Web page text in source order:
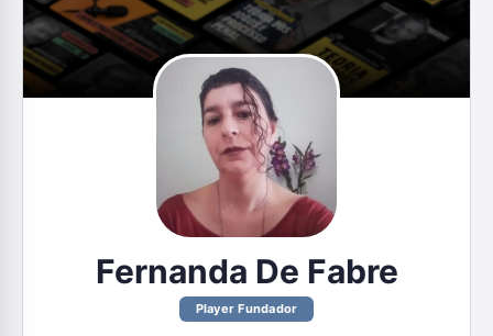
Fernanda De Fabre
Player Fundador